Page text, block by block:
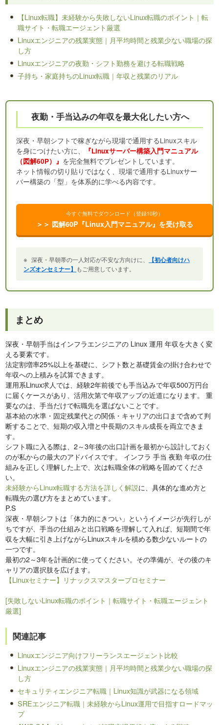
【Linux転職】未経験から失敗しないLinux転職のポイント｜転
職サイト・転職エージェント厳選
Linuxエンジニアの残業実態｜月平均時間と残業少ない職場の探
し方
Linuxエンジニアの夜勤・シフト勤務を避ける転職戦略
子持ち・家庭持ちのLinux転職｜年収と残業のリアル
夜勤・手当込みの年収を最大化したい方へ
深夜・早朝シフトで稼ぎながら現場で通用するLinuxスキル
を身につけたい方に、
『Linuxサーバー構築入門マニュアル
（図解60P）』 を完全無料でプレゼントしています。
ネット情報の切り貼りではなく、現場で通用するLinuxサー
バー構築の「型」を体系的に学べる内容です。
今すぐ無料でダウンロード（登録10秒）
＞＞ 図解60P『Linux入門マニュアル』を受け取る
※ 深夜・早朝帯の一人対応が不安な方向けに、
【初心者向けハ
ンズオンセミナー】 もご用意しています。
まとめ
深夜・早朝手当はインフラエンジニアの Linux 運用 年収を大きく変
える要素です。
法定割増率25%以上を基礎に、シフト数と基礎賃金の掛け合わせで
年収への上積みを試算できます。
運用系Linux求人では、経験2年前後でも手当込みで年収500万円台
に届くケースがあり、活用次第で年収アップの近道になります。 重
要なのは、手当だけで転職先を選ばないことです。
基本給の水準・固定残業代との関係・キャリアの出口まで含めて判
断することで、短期の収入増と中長期のスキル成長を両立できま
す。
シフト職に入る際は、2～3年後の出口計画を最初から設計しておく
のが私からの最大のアドバイスです。 インフラ 手当 夜勤 年収の仕
組みを正しく理解した上で、次は転職全体の戦略を固めてくださ
い。
未経験からLinux転職する方法を詳しく解説に、具体的な進め方と
転職先の選び方をまとめています。
P.S
深夜・早朝シフトは「体力的にきつい」というイメージが先行しが
ちですが、手当の仕組みと出口戦略を理解して入れば、短期間で年
収を大幅に引き上げながらLinuxスキルを積める数少ないルートの
一つです。
最初の2～3年を計画的に使ってください。その準備が、その後のキ
ャリアの選択肢を広げます。
【Linuxセミナー】リナックスマスタープロセミナー
[失敗しないLinux転職のポイント｜転職サイト・転職エージェント
厳選]
関連記事
Linuxエンジニア向けフリーランスエージェント比較
Linuxエンジニアの残業実態｜月平均時間と残業少ない職場の探
し方
セキュリティエンジニア転職｜Linux知識が武器になる領域
SREエンジニア転職｜未経験からLinux運用で目指すロードマッ
プ